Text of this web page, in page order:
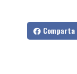
Comparta